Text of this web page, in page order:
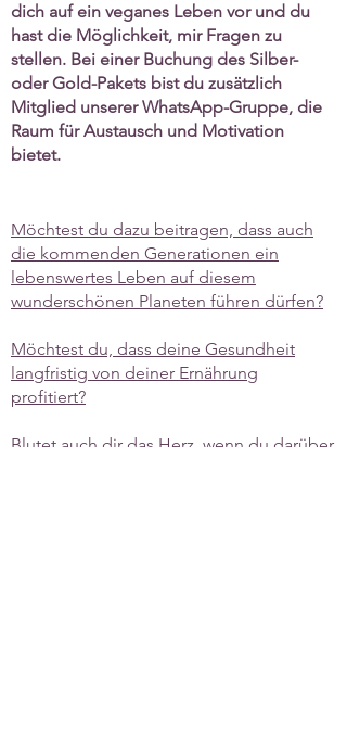
dich auf ein veganes Leben vor und du
hast die Möglichkeit, mir Fragen zu
stellen. Bei einer Buchung des Silber-
oder Gold-Pakets bist du zusätzlich
Mitglied unserer WhatsApp-Gruppe, die
Raum für Austausch und Motivation
bietet.
Möchtest du dazu beitragen, dass auch
die kommenden Generationen ein
lebenswertes Leben auf diesem
wunderschönen Planeten führen dürfen?
Möchtest du, dass deine Gesundheit
langfristig von deiner Ernährung
profitiert?
Blutet auch dir das Herz, wenn du darüber